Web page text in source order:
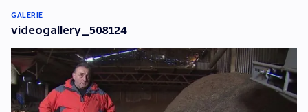
GALERIE
videogallery_508124